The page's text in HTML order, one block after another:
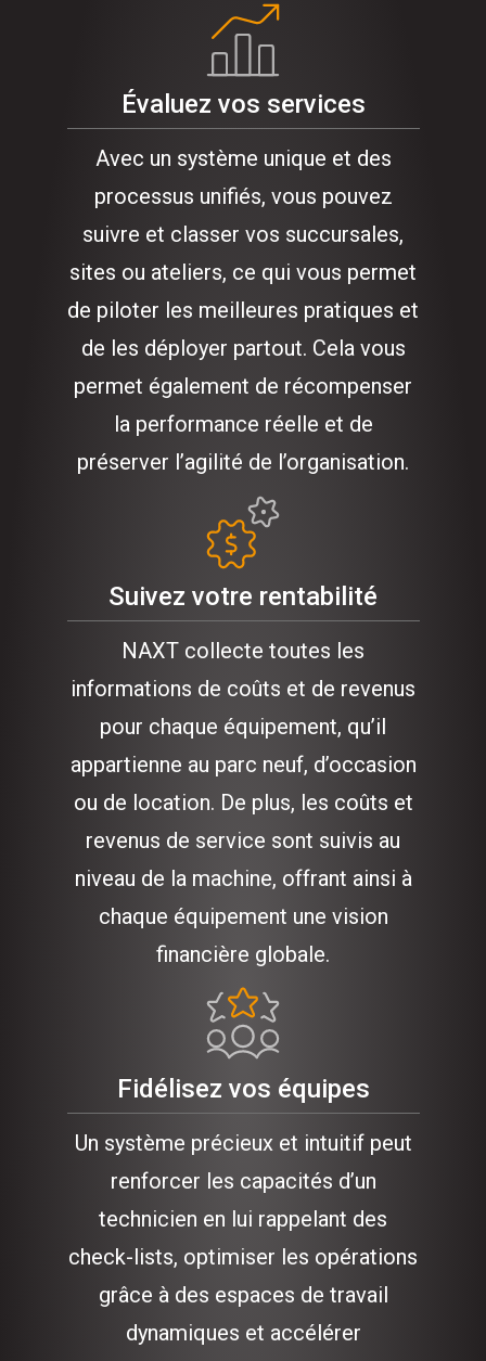
Évaluez vos services
Avec un système unique et des
processus unifiés, vous pouvez
suivre et classer vos succursales,
sites ou ateliers, ce qui vous permet
de piloter les meilleures pratiques et
de les déployer partout. Cela vous
permet également de récompenser
la performance réelle et de
préserver l’agilité de l’organisation.
Suivez votre rentabilité
NAXT collecte toutes les
informations de coûts et de revenus
pour chaque équipement, qu’il
appartienne au parc neuf, d’occasion
ou de location. De plus, les coûts et
revenus de service sont suivis au
niveau de la machine, offrant ainsi à
chaque équipement une vision
financière globale.
Fidélisez vos équipes
Un système précieux et intuitif peut
renforcer les capacités d’un
technicien en lui rappelant des
check-lists, optimiser les opérations
grâce à des espaces de travail
dynamiques et accélérer